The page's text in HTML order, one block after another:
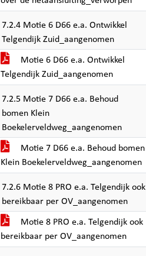
7.2.4 Motie 6 D66 e.a. Ontwikkel
Telgendijk Zuid_aangenomen
Motie 6 D66 e.a. Ontwikkel
Telgendijk Zuid_aangenomen
7.2.5 Motie 7 D66 e.a. Behoud
bomen Klein
Boekelerveldweg_aangenomen
Motie 7 D66 e.a. Behoud bomen
Klein Boekelerveldweg_aangenomen
7.2.6 Motie 8 PRO e.a. Telgendijk ook
bereikbaar per OV_aangenomen
Motie 8 PRO e.a. Telgendijk ook
bereikbaar per OV_aangenomen